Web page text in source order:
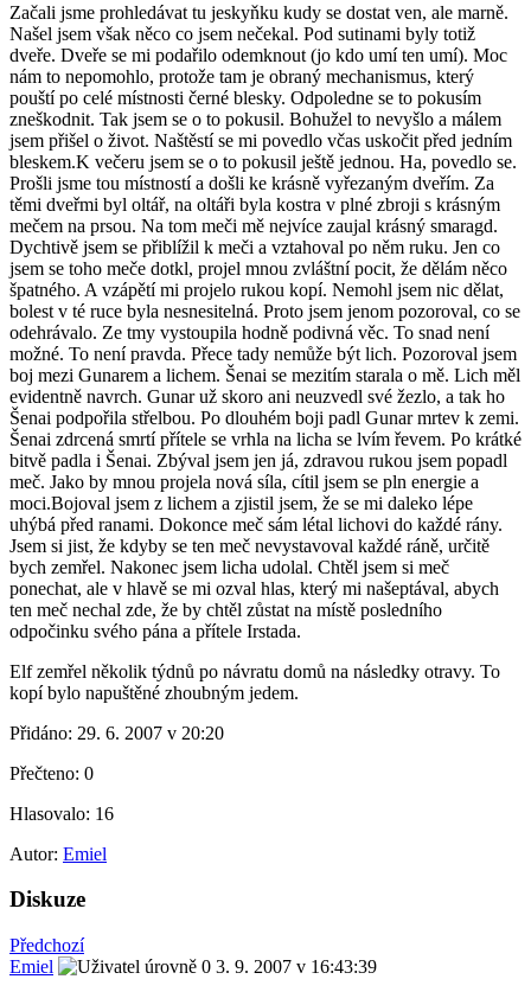
Začali jsme prohledávat tu jeskyňku kudy se dostat ven, ale marně.
Našel jsem však něco co jsem nečekal. Pod sutinami byly totiž
dveře. Dveře se mi podařilo odemknout (jo kdo umí ten umí). Moc
nám to nepomohlo, protože tam je obraný mechanismus, který
pouští po celé místnosti černé blesky. Odpoledne se to pokusím
zneškodnit. Tak jsem se o to pokusil. Bohužel to nevyšlo a málem
jsem přišel o život. Naštěstí se mi povedlo včas uskočit před jedním
bleskem.K večeru jsem se o to pokusil ještě jednou. Ha, povedlo se.
Prošli jsme tou místností a došli ke krásně vyřezaným dveřím. Za
těmi dveřmi byl oltář, na oltáři byla kostra v plné zbroji s krásným
mečem na prsou. Na tom meči mě nejvíce zaujal krásný smaragd.
Dychtivě jsem se přiblížil k meči a vztahoval po něm ruku. Jen co
jsem se toho meče dotkl, projel mnou zvláštní pocit, že dělám něco
špatného. A vzápětí mi projelo rukou kopí. Nemohl jsem nic dělat,
bolest v té ruce byla nesnesitelná. Proto jsem jenom pozoroval, co se
odehrávalo. Ze tmy vystoupila hodně podivná věc. To snad není
možné. To není pravda. Přece tady nemůže být lich. Pozoroval jsem
boj mezi Gunarem a lichem. Šenai se mezitím starala o mě. Lich měl
evidentně navrch. Gunar už skoro ani neuzvedl své žezlo, a tak ho
Šenai podpořila střelbou. Po dlouhém boji padl Gunar mrtev k zemi.
Šenai zdrcená smrtí přítele se vrhla na licha se lvím řevem. Po krátké
bitvě padla i Šenai. Zbýval jsem jen já, zdravou rukou jsem popadl
meč. Jako by mnou projela nová síla, cítil jsem se pln energie a
moci.Bojoval jsem z lichem a zjistil jsem, že se mi daleko lépe
uhýbá před ranami. Dokonce meč sám létal lichovi do každé rány.
Jsem si jist, že kdyby se ten meč nevystavoval každé ráně, určitě
bych zemřel. Nakonec jsem licha udolal. Chtěl jsem si meč
ponechat, ale v hlavě se mi ozval hlas, který mi našeptával, abych
ten meč nechal zde, že by chtěl zůstat na místě posledního
odpočinku svého pána a přítele Irstada.
Elf zemřel několik týdnů po návratu domů na následky otravy. To
kopí bylo napuštěné zhoubným jedem.
Přidáno: 29. 6. 2007 v 20:20
Přečteno: 0
Hlasovalo: 16
Autor: Emiel
Diskuze
Předchozí
Emiel
3. 9. 2007 v 16:43:39